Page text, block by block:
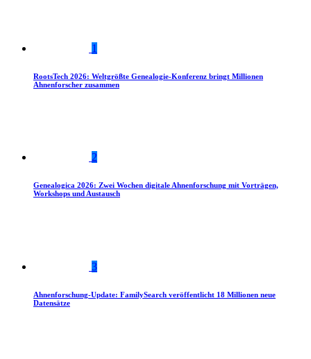
1
RootsTech 2026: Weltgrößte Genealogie-Konferenz bringt Millionen
Ahnenforscher zusammen
2
Genealogica 2026: Zwei Wochen digitale Ahnenforschung mit Vorträgen,
Workshops und Austausch
3
Ahnenforschung-Update: FamilySearch veröffentlicht 18 Millionen neue
Datensätze